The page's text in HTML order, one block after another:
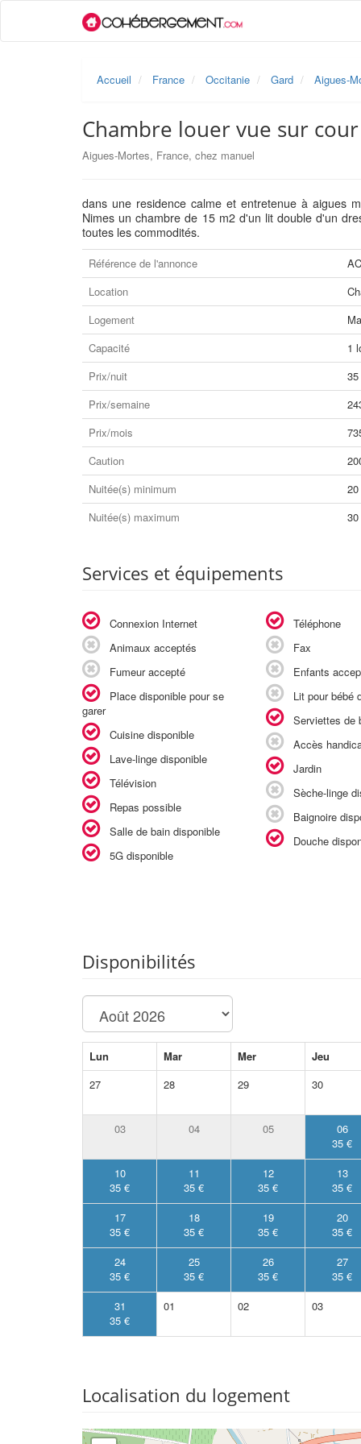
Accueil France Occitanie Gard Aigues-
Chambre louer vue sur cour
Aigues-Mortes, France, chez manuel
dans une residence calme et entretenue à aigues
Nimes un chambre de 15 m2 d'un lit double d'un
toutes les commodités.
Référence de l'annonce
Location
Logement
Capacité
1
Prix/nuit
Prix/semaine
Prix/mois
Caution
Nuitée(s) minimum
20
Nuitée(s) maximum
30
Services et équipements
Connexion Internet
Animaux acceptés
Fumeur accepté
Place disponible pour se
garer
Cuisine disponible
Lave-linge disponible
Télévision
Repas possible
Salle de bain disponible
5G disponible
Téléphone
Fax
Enfants
Lit pour bébé
Serviettes de
Accès
Jardin
Sèche-linge
Baignoire
Douche
Disponibilités
Lun Mar Mer
Jeu
27
28 29 30
03 04 05
06
35 €
10
35 €
11
35 €
12
35 €
13
35 €
17
35 €
18
35 €
19
35 €
20
35 €
24
35 €
25
35 €
26
35 €
27
35 €
31
35 €
01 02 03
Localisation du logement